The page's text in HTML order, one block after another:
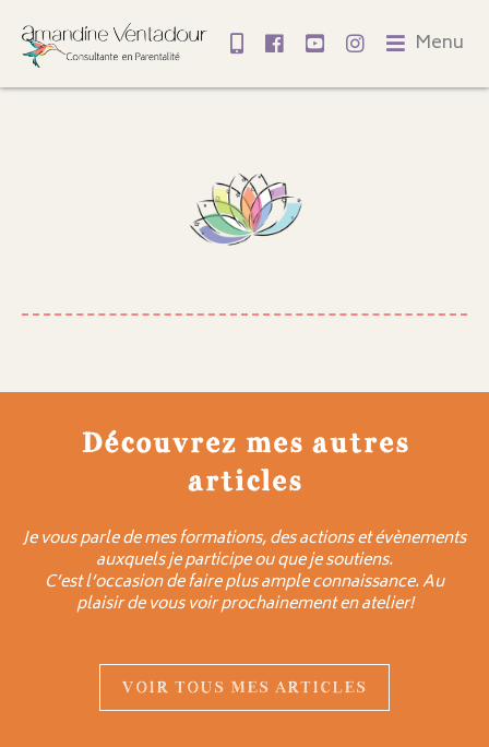
Menu
Découvrez mes autres
articles
Je vous parle de mes formations, des actions et évènements
auxquels je participe ou que je soutiens.
C’est l’occasion de faire plus ample connaissance. Au
plaisir de vous voir prochainement en atelier!
VOIR TOUS MES ARTICLES